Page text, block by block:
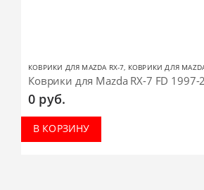
КОВРИКИ ДЛЯ MAZDA RX-7 КОВРИКИ ДЛЯ
Коврики для Mazda RX-7 FD 1997-
0 руб.
В КОРЗИНУ